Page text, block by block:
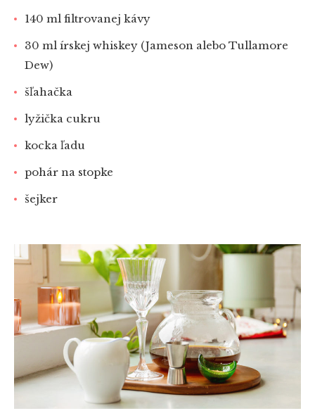
140 ml filtrovanej kávy
30 ml írskej whiskey (Jameson alebo Tullamore
Dew)
šľahačka
lyžička cukru
kocka ľadu
pohár na stopke
šejker